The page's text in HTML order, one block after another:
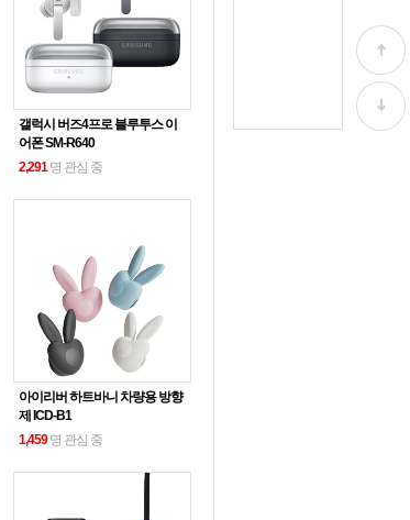
갤럭시 버즈4프로 블루투스 이
어폰 SM-R640
2,291 명 관심 중
아이리버 하트바니 차량용 방향
제 ICD-B1
1,459명 관심 중